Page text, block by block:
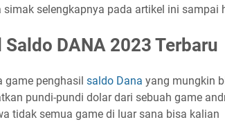
selengkapnya pada artikel ini sampai
DANA 2023 Terbaru
game penghasil saldo Dana yang mungkin
pundi-pundi dolar dari sebuah game
tidak semua game di luar sana bisa kalian